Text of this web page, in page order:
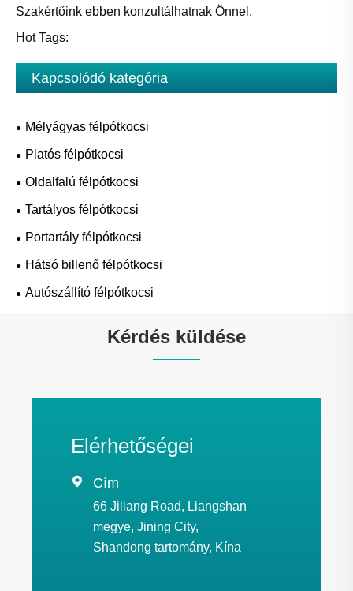
Szakértőink ebben konzultálhatnak Önnel.
Hot Tags:
Kapcsolódó kategória
Mélyágyas félpótkocsi
Platós félpótkocsi
Oldalfalú félpótkocsi
Tartályos félpótkocsi
Portartály félpótkocsi
Hátsó billenő félpótkocsi
Autószállító félpótkocsi
Kérdés küldése
Elérhetőségei
 Cím
66 Jiliang Road, Liangshan
megye, Jining City,
Shandong tartomány, Kína